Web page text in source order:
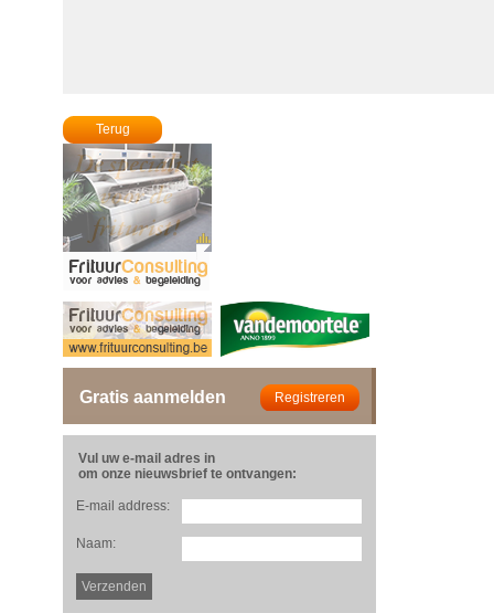
Terug
Gratis aanmelden
Vul uw e-mail adres in
om onze nieuwsbrief te ontvangen:
E-mail address:
Naam: